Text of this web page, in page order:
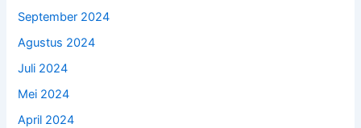
September 2024
Agustus 2024
Juli 2024
Mei 2024
April 2024